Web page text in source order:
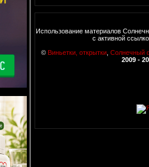
Использование материалов
с активной
© Виньетки, открытки Солнечный
2009 -